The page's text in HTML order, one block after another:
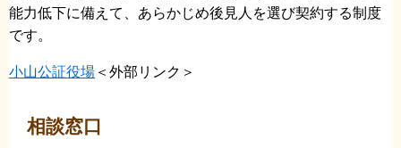
能力低下に備えて、あらかじめ後見人を選び契約する制度
です。
小山公証役場 ＜外部リンク＞
相談窓口